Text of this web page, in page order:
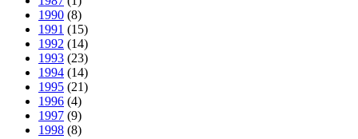
1990 (8)
1991 (15)
1992 (14)
1993 (23)
1994 (14)
1995 (21)
1996 (4)
1997 (9)
1998 (8)